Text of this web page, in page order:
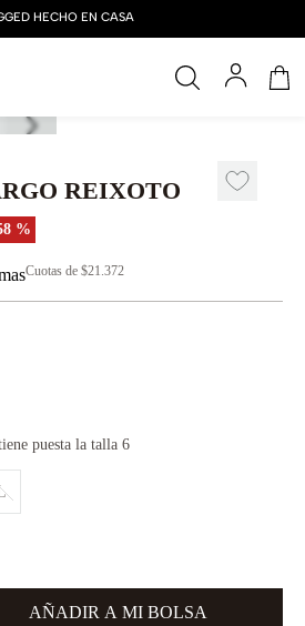
REIXOTO
%
Cuotas de $21.372
puesta la talla 6